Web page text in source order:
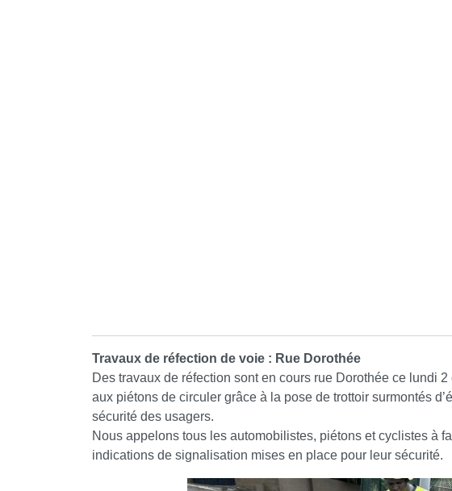
Travaux de réfection de voie : Rue Dorothée
Des travaux de réfection sont en cours rue Dorothée ce lundi
aux piétons de circuler grâce à la pose de trottoir surmontés
sécurité des usagers.
Nous appelons tous les automobilistes, piétons et cyclistes à
indications de signalisation mises en place pour leur sécurité.